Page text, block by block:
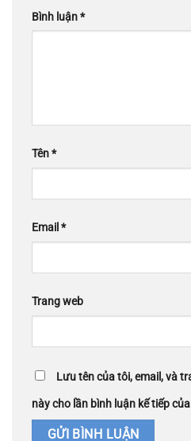
Bình luận*
Tên*
Email *
Trang web
Lưu tên của tôi, email, và
này cho lần bình luận kế tiếp